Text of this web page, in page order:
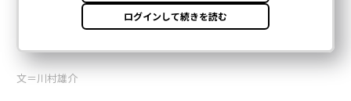
文＝川村雄介